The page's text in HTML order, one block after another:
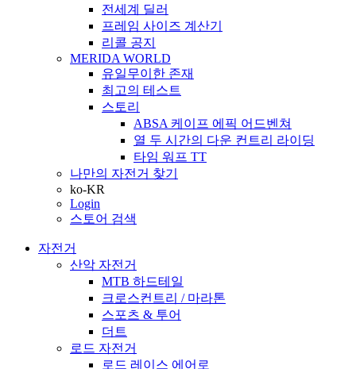
전세계 딜러
프레임 사이즈 계산기
리콜 공지
MERIDA WORLD
유일무이한 존재
최고의 테스트
스토리
ABSA 케이프 에픽 어드벤쳐
열 두 시간의 다운 컨트리 라이딩
타임 워프 TT
나만의 자전거 찾기
ko-KR
Login
스토어 검색
자전거
산악 자전거
MTB 하드테일
크로스컨트리 / 마라톤
스포츠 & 투어
더트
로드 자전거
로드 레이스 에어로